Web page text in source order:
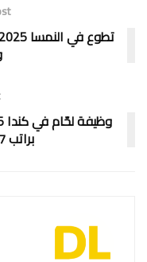
براتب 27 دولارًا في الساعة